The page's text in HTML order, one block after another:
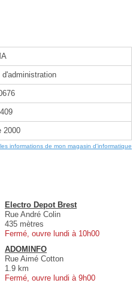
2000
informations de mon magasin d'informatique
Electro Depot Brest
Rue André Colin
435 mètres
Fermé, ouvre lundi à 10h00
ADOMINFO
Rue Aimé Cotton
1.9 km
Fermé, ouvre lundi à 9h00